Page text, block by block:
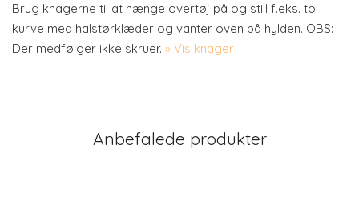
Brug knagerne til at hænge overtøj på og still f.eks. to
kurve med halstørklæder og vanter oven på hylden. OBS:
Der medfølger ikke skruer. » Vis knager
Anbefalede produkter